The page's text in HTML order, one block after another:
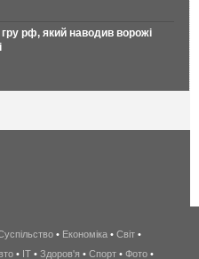
рф, який наводив ворожі
беспроводной
интернет
• Економіка • Світ •
• IT • Здоров'я • Спорт • Фото •